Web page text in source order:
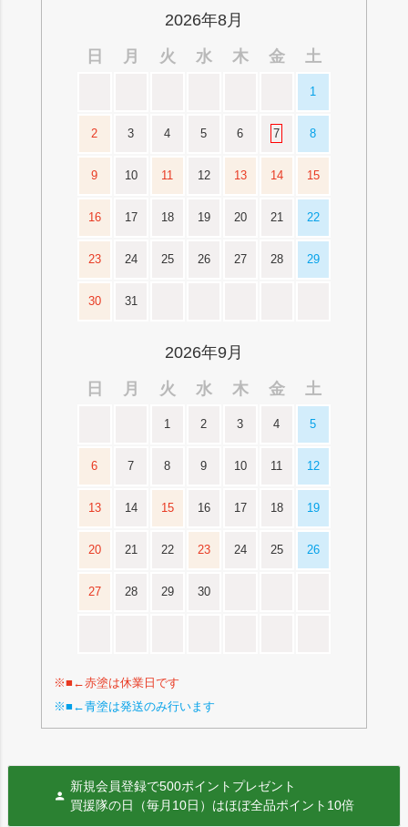
2026年8月
日
月 火 水 木 金 土
1
2 3 4 5 6 7 8
9 10 11 12 13 14 15
16 17 18 19 20 21 22
23 24 25 26 27 28 29
30 31
2026年9月
日
月 火 水 木 金 土
1 2 3 4 5
6 7 8 9 10 11 12
13 14 15 16 17 18 19
20 21 22 23 24 25 26
27 28 29 30
※■←赤塗は休業日です
※■←青塗は発送のみ行います
新規会員登録で500ポイントプレゼント
買援隊の日（毎月10日）はほぼ全品ポイント10倍